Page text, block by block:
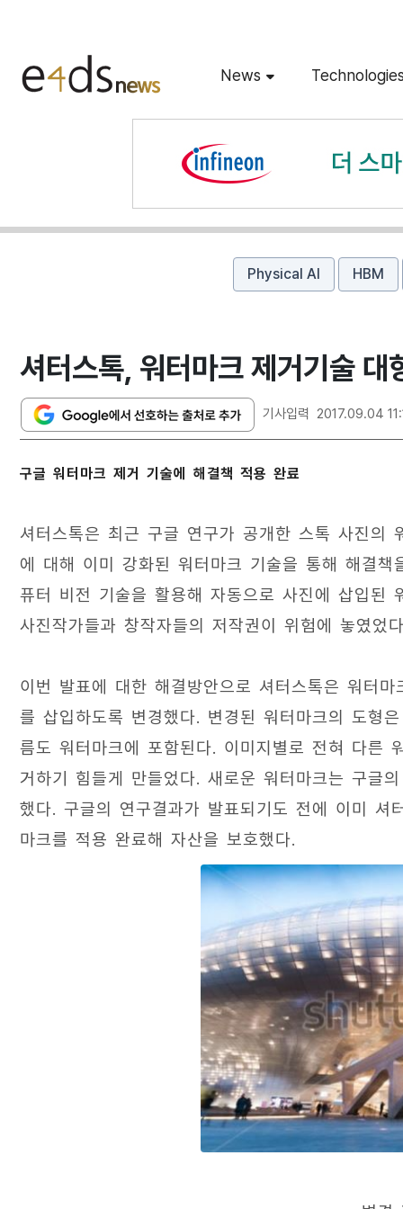
News
Physical AI HBM
셔터스톡, 워터마크 제거기술 대
기사입력 2017.09.04
구글 워터마크 제거 기술에 해결책 적용 완료
셔터스톡은 최근 구글 연구가 공개한 스톡 사진의
에 대해 이미 강화된 워터마크 기술을 통해 해결
퓨터 비전 기술을 활용해 자동으로 사진에 삽입된
사진작가들과 창작자들의 저작권이 위험에 놓였었
이번 발표에 대한 해결방안으로 셔터스톡은 워터
를 삽입하도록 변경했다. 변경된 워터마크의 도형
름도 워터마크에 포함된다. 이미지별로 전혀 다른
거하기 힘들게 만들었다. 새로운 워터마크는 구글
했다. 구글의 연구결과가 발표되기도 전에 이미
마크를 적용 완료해 자산을 보호했다.